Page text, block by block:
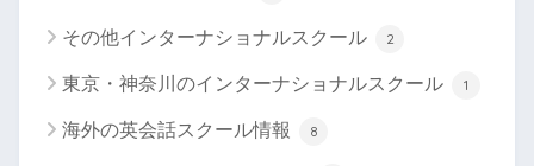
その他インターナショナルスクール 2
東京・神奈川のインターナショナルスクール 1
海外の英会話スクール情報 8